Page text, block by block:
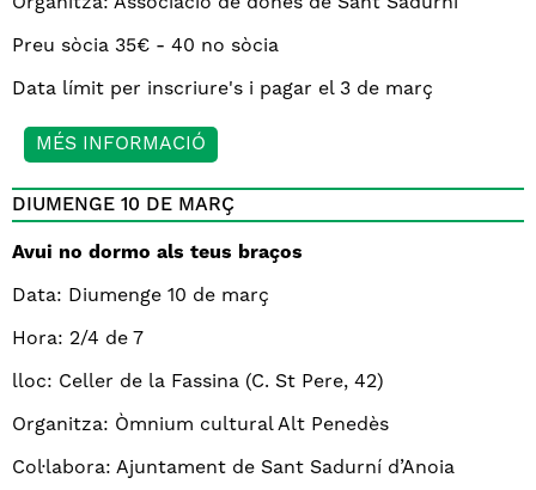
Preu sòcia 35€ - 40 no sòcia
Data límit per inscriure's i pagar el 3 de març
MÉS INFORMACIÓ
DIUMENGE 10 DE MARÇ
Avui no dormo als teus braços
Data: Diumenge 10 de març
Hora: 2/4 de 7
lloc: Celler de la Fassina (C. St Pere, 42)
Organitza: Òmnium cultural Alt Penedès
Col·labora: Ajuntament de Sant Sadurní d’Anoia